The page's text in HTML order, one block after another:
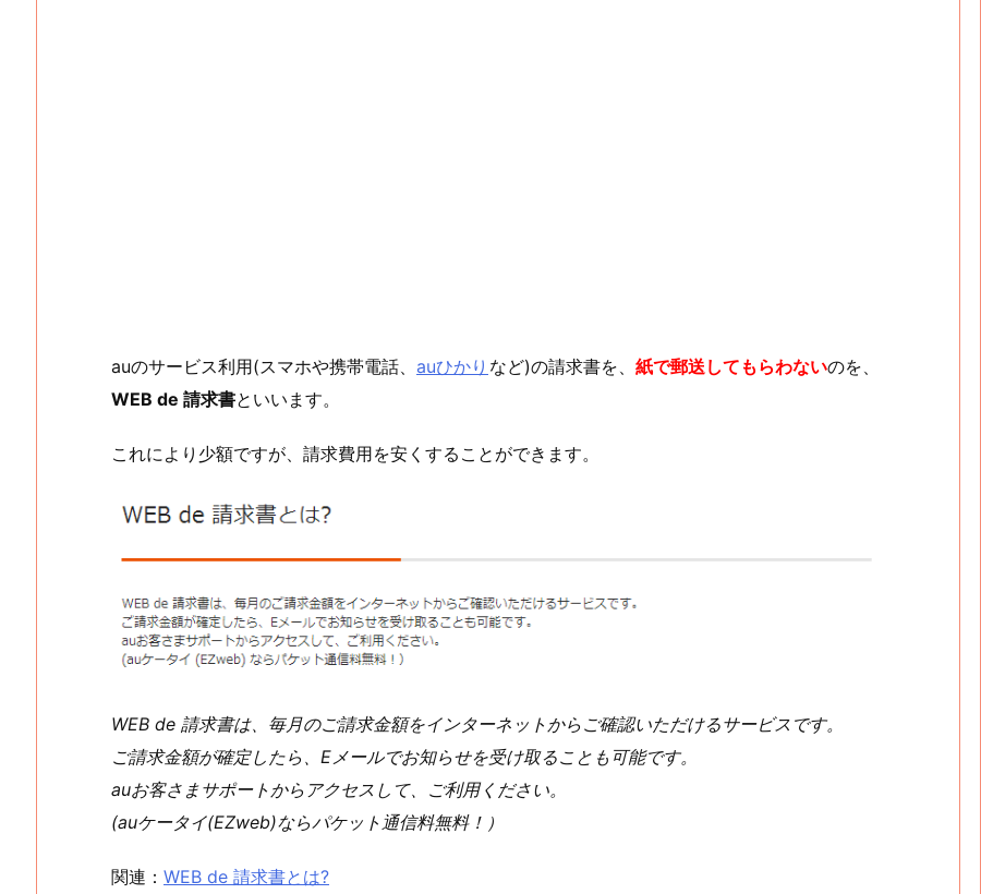
auのサービス利用(スマホや携帯電話、 auひかり など)の請求書を、 紙で郵送してもらわないのを、
WEB de 請求書といいます。
これにより少額ですが、請求費用を安くすることができます。
WEB de 請求書は、毎月のご請求金額をインターネットからご確認いただけるサービスです。
ご請求金額が確定したら、Eメールでお知らせを受け取ることも可能です。
auお客さまサポートからアクセスして、ご利用ください。
(auケータイ(EZweb)ならパケット通信料無料！）
関連： WEB de 請求書とは?